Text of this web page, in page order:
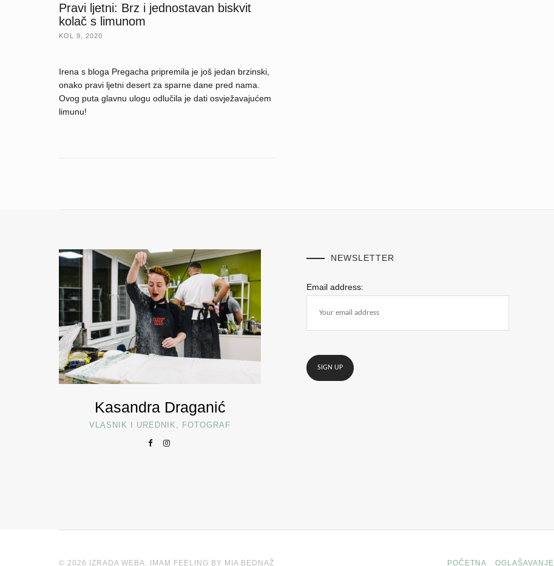
Pravi ljetni: Brz i jednostavan biskvit
kolač s limunom
KOL 9, 2020
Irena s bloga Pregacha pripremila je još jedan brzinski,
onako pravi ljetni desert za sparne dane pred nama.
Ovog puta glavnu ulogu odlučila je dati osvježavajućem
limunu!
Kasandra Draganić
VLASNIK I UREDNIK, FOTOGRAF
NEWSLETTER
Email address:
© 2026 IZRADA WEBA: IMAM FEELING BY MIA BEDNAŽ POČETNA OGLAŠAVANJE